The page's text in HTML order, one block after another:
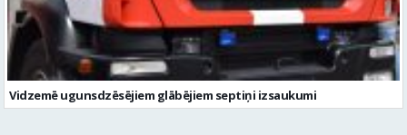
Vidzemē ugunsdzēsējiem glābējiem septiņi izsaukumi